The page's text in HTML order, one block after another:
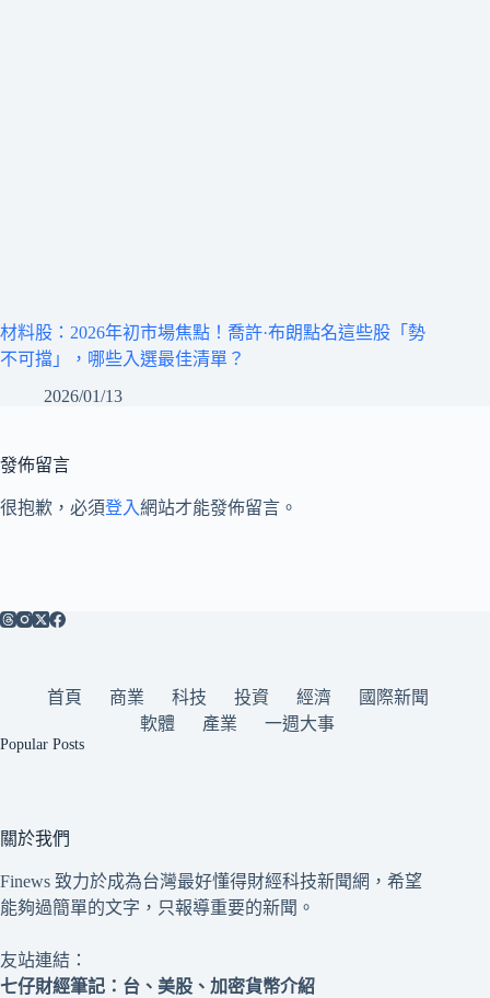
材料股：2026年初市場焦點！喬許·布朗點名這些股「勢
不可擋」，哪些入選最佳清單？
2026/01/13
發佈留言
很抱歉，必須登入網站才能發佈留言。
首頁 商業 科技 投資 經濟
國際新聞
軟體
產業 一週大事
Popular Posts
關於我們
Finews 致力於成為台灣最好懂得財經科技新聞網，希望
能夠過簡單的文字，只報導重要的新聞。
友站連結：
七仔財經筆記 ：台、美股、加密貨幣介紹